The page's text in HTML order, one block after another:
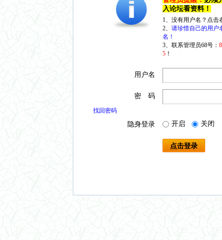
入论坛看资料！
1、没有用户名？点
2、 请珍惜自己的用户
名！
3、联系管理员68号：
5 ！
用户名
密 码
找回密码
隐身登录 开启 关闭
点击登录